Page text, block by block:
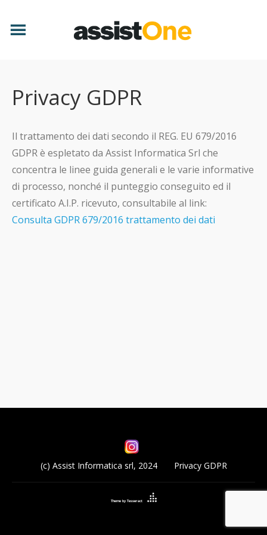
Privacy GDPR
Il trattamento dei dati secondo il REG. EU 679/2016
GDPR è espletato da Assist Informatica Srl che
concentra le linee guida generali e le varie informative
di processo, nonché il punteggio conseguito ed il
certificato A.I.P. ricevuto, consultabile al link:
Consulta GDPR 679/2016 trattamento dei dati
(c) Assist Informatica srl, 2024 Privacy GDPR
Theme by Tesseract